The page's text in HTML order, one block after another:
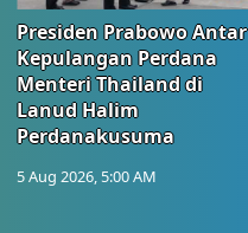
Presiden Prabowo Antar
Kepulangan Perdana
Menteri Thailand di
Lanud Halim
Perdanakusuma
5 Aug 2026, 5:00 AM